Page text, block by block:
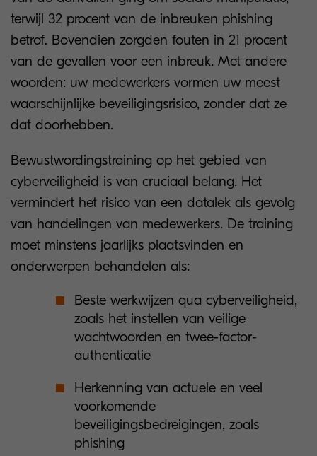
terwijl 32 procent van de inbreuken phishing
betrof. Bovendien zorgden fouten in 21 procent
van de gevallen voor een inbreuk. Met andere
woorden: uw medewerkers vormen uw meest
waarschijnlijke beveiligingsrisico, zonder dat ze
dat doorhebben.
Bewustwordingstraining op het gebied van
cyberveiligheid is van cruciaal belang. Het
vermindert het risico van een datalek als gevolg
van handelingen van medewerkers. De training
moet minstens jaarlijks plaatsvinden en
onderwerpen behandelen als:
Beste werkwijzen qua cyberveiligheid,
zoals het instellen van veilige
wachtwoorden en twee-factor-
authenticatie
Herkenning van actuele en veel
voorkomende
beveiligingsbedreigingen, zoals
phishing